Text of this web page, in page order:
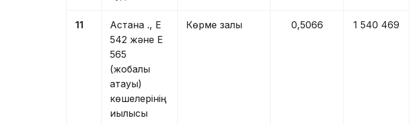
11
Астана қ., Е
542 және Е
565
(жобалық
атауы)
көшелерінің
қиылысы
Көрме залы 0,5066 1 540 469